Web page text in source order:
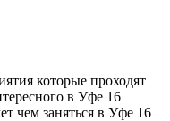
которые проходят
в Уфе 16
чем заняться в Уфе 16